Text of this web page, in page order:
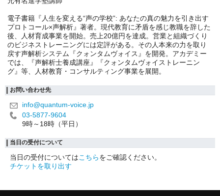
電子書籍『人生を変える“声の学校”: あなたの真の魅力を引き出す
プロトコール×声解析』著者。現代教育に矛盾を感じ教職を辞した
後、人材育成事業を開始。売上20億円を達成。営業と組織づくり
のビジネストレーニングには定評がある。その人本来の力を取り
戻す声解析システム『クォンタムヴォイス』を開発。アカデミー
では、『声解析士養成講座』『クォンタムヴォイストレーニン
グ』等、人材教育・コンサルティング事業を展開。
お問い合わせ先
info@quantum-voice.jp
03-5877-9604
9時～18時（平日）
当日の受付について
当日の受付についてはこちらをご確認ください。
チケットを取り出す